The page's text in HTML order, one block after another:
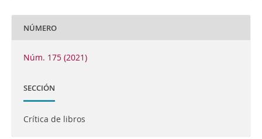
NÚMERO
Núm. 175 (2021)
SECCIÓN
Crítica de libros